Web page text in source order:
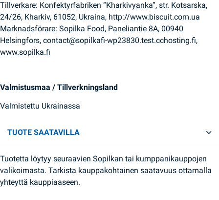
Tillverkare: Konfektyrfabriken “Kharkivyanka”, str. Kotsarska,
24/26, Kharkiv, 61052, Ukraina, http://www.biscuit.com.ua
Marknadsförare: Sopilka Food, Paneliantie 8A, 00940
Helsingfors, contact@sopilkafi-wp23830.test.cchosting.fi,
www.sopilka.fi
Valmistusmaa / Tillverkningsland
Valmistettu Ukrainassa
TUOTE SAATAVILLA
Tuotetta löytyy seuraavien Sopilkan tai kumppanikauppojen
valikoimasta. Tarkista kauppakohtainen saatavuus ottamalla
yhteyttä kauppiaaseen.